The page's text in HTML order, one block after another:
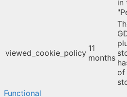
in
viewed_cookie_policy 11
months
of
Functional